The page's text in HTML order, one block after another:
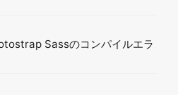
Sassのコンパイルエラ